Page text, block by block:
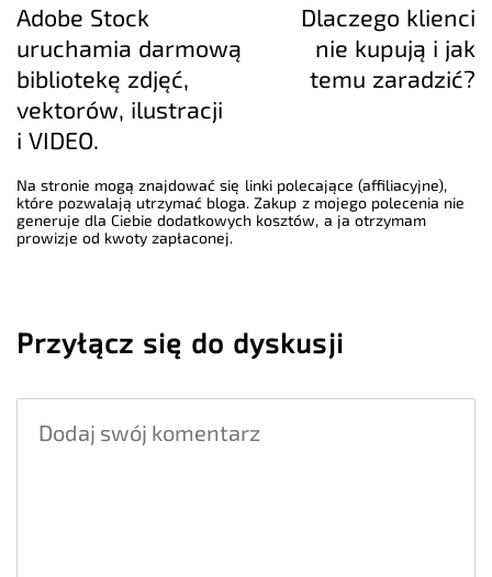
Adobe Stock
uruchamia darmową
bibliotekę zdjęć,
vektorów, ilustracji
i VIDEO.
Dlaczego klienci
nie kupują i jak
temu zaradzić?
Na stronie mogą znajdować się linki polecające (affiliacyjne),
które pozwalają utrzymać bloga. Zakup z mojego polecenia nie
generuje dla Ciebie dodatkowych kosztów, a ja otrzymam
prowizje od kwoty zapłaconej.
Przyłącz się do dyskusji